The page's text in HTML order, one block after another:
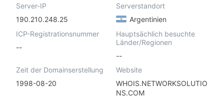
Server-IP
190.210.248.25
Serverstandort
Argentinien
ICP-Registrationsnummer
--
Hauptsächlich besuchte
Länder/Regionen
--
Zeit der Domainserstellung
1998-08-20
Website
WHOIS.NETWORKSOLUTIO
NS.COM